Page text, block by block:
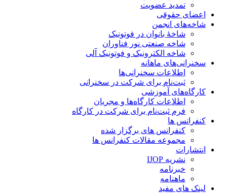
تمدید عضویت
اعضای حقوقی
شاخه‌های انجمن
شاخۀ بانوان در فوتونیک
شاخه صنعتی نور فناوران
شاخه‌ الکترونیک و فوتونیک آلی
سخنرانی‌های ماهانه
اطلاعات سخنرانی‌‌ها
ثبت‌نام برای شرکت در سخنرانی
کارگاه‌های آموزشی
اطلاعات کارگاه‌ها و مجریان
فرم ثبت‌نام برای شرکت در کارگاه
کنفرانس ها
کنفرانس های برگزار شده
مجموعه مقالات کنفرانس ها
انتشارات
نشریه IJOP
خبرنامه
ماهنامه
لینک های مفید